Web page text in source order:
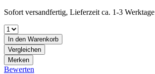
Sofort versandfertig, Lieferzeit ca. 1-3 Werktage
In den Warenkorb
Vergleichen
Merken
Bewerten